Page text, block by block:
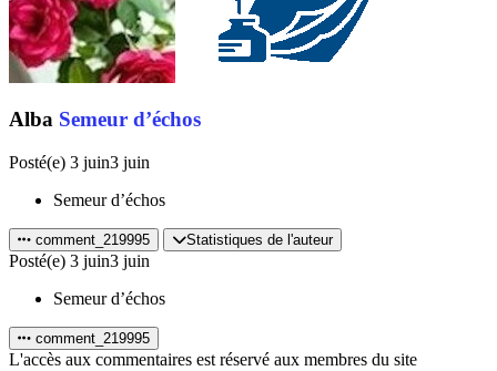
Alba Semeur d’échos
Posté(e) 3 juin3 juin
Semeur d’échos
comment_219995 Statistiques de l'auteur
Posté(e) 3 juin3 juin
Semeur d’échos
comment_219995
L'accès aux commentaires est réservé aux membres du site